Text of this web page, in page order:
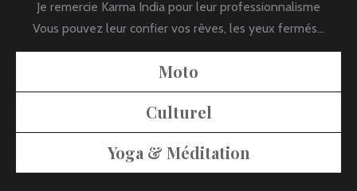
Je remercie Karma India pour leur professionnalisme
Vous pouvez leur confier vos rêves, les yeux fermés…
Moto
Culturel
Yoga & Méditation